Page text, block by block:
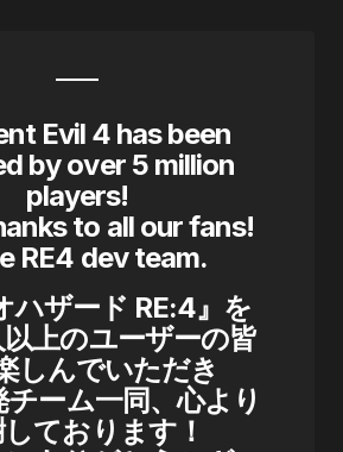
Evil 4 has been
by over 5 million
players!
to all our fans!
RE4 dev team.
ハザード RE:4』を
上のユーザーの皆
しんでいただき
チーム一同、心より
ております！